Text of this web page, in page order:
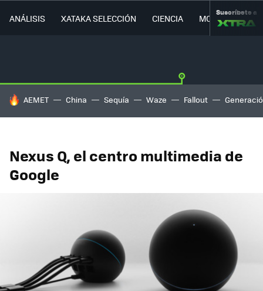
ANÁLISIS XATAKA SELECCIÓN CIENCIA MOVILIDAD
Suscríbete a
HOY SE HABLA DE
AEMET China Sequía Waze Fallout
Nexus Q, el centro multimedia de
Google